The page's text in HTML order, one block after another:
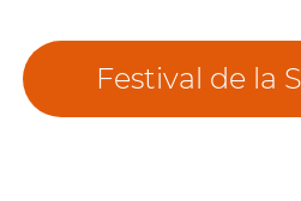
Festival de la